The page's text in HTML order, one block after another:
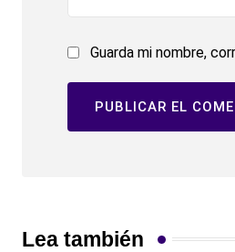
Guarda mi nombre,
Lea también